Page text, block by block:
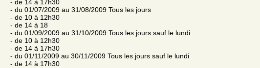
- de 14 à 17h30
- du 01/07/2009 au 31/08/2009 Tous les jours
- de 10 à 12h30
- de 14 à 18
- du 01/09/2009 au 31/10/2009 Tous les jours sauf le lundi
- de 10 à 12h30
- de 14 à 17h30
- du 01/11/2009 au 30/11/2009 Tous les jours sauf le lundi
- de 14 à 17h30